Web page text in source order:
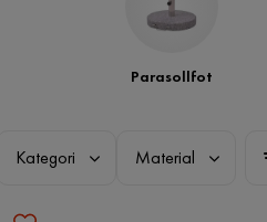
Parasollfot
Kategori Material